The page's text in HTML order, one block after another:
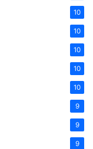
10
10
10
10
10
9
9
9